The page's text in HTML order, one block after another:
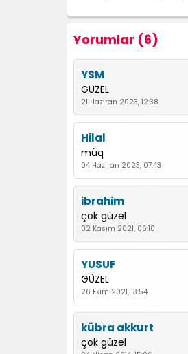
Yorumlar (6)
YSM
GÜZEL
21 Haziran 2023, 12:38
Hilal
müq
04 Haziran 2023, 07:43
ibrahim
çok güzel
02 Kasım 2021, 06:10
YUSUF
GÜZEL
26 Ekim 2021, 13:54
kübra akkurt
çok güzel